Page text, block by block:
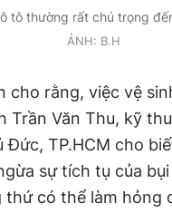
tô thường rất chú trọng
ẢNH: B.H
cho rằng, việc vệ
Trần Văn Thu, kỹ
Đức, TP.HCM cho
sự tích tụ của
có thể làm hỏng